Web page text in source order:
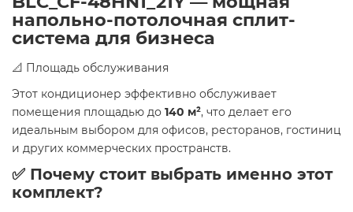
напольно-потолочная сплит-
система для бизнеса
📐 Площадь обслуживания
Этот кондиционер эффективно обслуживает
помещения площадью до 140 м², что делает его
идеальным выбором для офисов, ресторанов, гостиниц
и других коммерческих пространств.
✅ Почему стоит выбрать именно этот
комплект?